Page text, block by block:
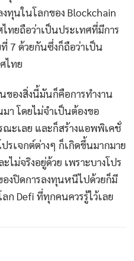
ทุนในโลกของ Blockchain
ทยถือว่าเป็นประเทศที่มีการ
7 ด้วยกันซึ่งก็ถือว่าเป็น
ไทย
ของสิ่งนี้มันก็คือการทำงาน
า โดยไม่จำเป็นต้องขอ
ณะเลย และก็สร้างแอพพิเคชั่
รเจกต์ต่างๆ ก็เกิดขึ้นมากมาย
ไม่จริงอยู่ด้วย เพราะบางโปร
องปิดการลงทุนหนีไปด้วยก็มี
ก Defi ที่ทุกคนควรรู้ไว้เลย